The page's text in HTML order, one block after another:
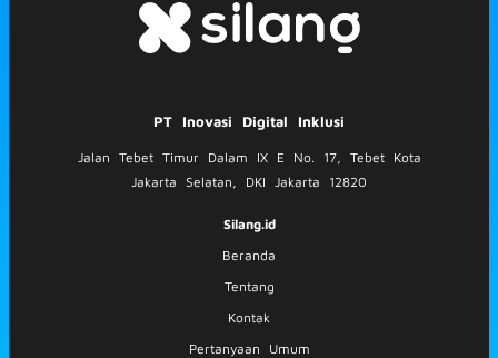
PT Inovasi Digital Inklusi
Jalan Tebet Timur Dalam IX E No. 17, Tebet Kota
Jakarta Selatan, DKI Jakarta 12820
Silang.id
Beranda
Tentang
Kontak
Pertanyaan Umum